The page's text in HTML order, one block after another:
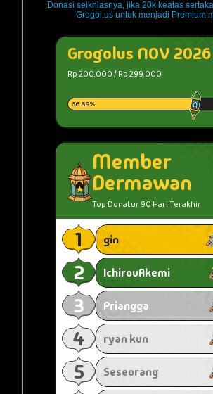
Donasi seikhlasnya, jika 20k keatas
Grogol.us untuk menjadi Premium